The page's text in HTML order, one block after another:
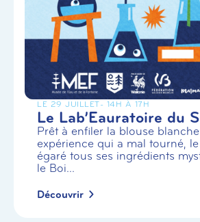
LE 29 JUILLET- 14H À 17H
Le Lab’Eauratoire du
Prêt à enfiler la blouse
expérience qui a mal tourné,
égaré tous ses ingrédients
le Boi...
Découvrir